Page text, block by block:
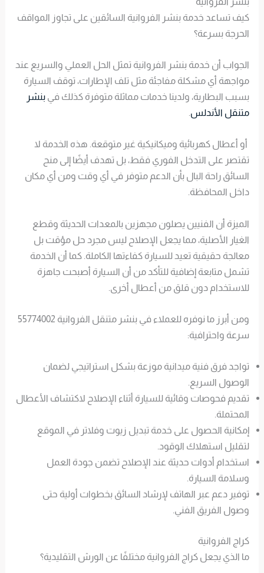
كيف تساعد خدمة بنشر الفروانية السائقين على تجاوز المواقف
الحرجة بسرعة؟
الجواب أن خدمة بنشر الفروانية تمثل الحل العملي والسريع عند
مواجهة أي مشكلة مفاجئة مثل تلف الإطارات، توقف السيارة
بسبب البطارية، ولدينا خدمات مماثلة متوفرة كذلك فيبنشر
متنقل الأندلس.
أو أعطال كهربائية وميكانيكية غير متوقعة. هذه الخدمة لا
تقتصر على التدخل الفوري فقط، بل تهدف أيضًا إلى منح
السائق راحة البال بأن الدعم متوفر في أي وقت ومن أي مكان
داخل المحافظة.
الميزة أن الفنيين يصلون مجهزين بالمعدات الحديثة وقطع
الغيار الأصلية، مما يجعل الإصلاح ليس مجرد حل مؤقت بل
معالجة حقيقية تعيد للسيارة كفاءتها الكاملة. كما أن الخدمة
تشمل متابعة إضافية للتأكد من أن السيارة أصبحت جاهزة
للاستخدام دون قلق من أعطال أخرى.
ومن أبرز ما نوفره للعملاء في بنشر متنقل الفروانية 55774002
سرعة واحترافية:
تواجد فرق فنية ميدانية موزعة بشكل استراتيجي لضمان
الوصول السريع.
تقديم فحوصات وقائية للسيارة أثناء الإصلاح لاكتشاف الأعطال
المحتملة.
إمكانية الحصول على خدمة تبديل زيوت وفلاتر في الموقع
لتقليل استهلاك الوقود.
استخدام أدوات حديثة عند الإصلاح تضمن جودة العمل
وسلامة السيارة.
توفير دعم عبر الهاتف لإرشاد السائق بخطوات أولية حتى
وصول الفريق الفني.
كراج الفروانية
ما الذي يجعل كراج الفروانية مختلفًا عن الورش التقليدية؟